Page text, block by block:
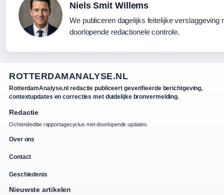
Niels Smit Willems
We publiceren dagelijks feitelijke verslaggeving
doorlopende redactionele controle.
ROTTERDAMANALYSE.NL
RotterdamAnalyse.nl redactie publiceert geverifieerde berichtgeving,
contextupdates en correcties met duidelijke bronvermelding.
Redactie
Ochtendeditie rapportagecyclus met doorlopende updates.
Over ons
Contact
Geschiedenis
Nieuwste artikelen